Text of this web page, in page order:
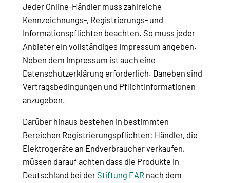
Jeder Online-Händler muss zahlreiche
Kennzeichnungs-, Registrierungs- und
Informationspflichten beachten. So muss jeder
Anbieter ein vollständiges Impressum angeben.
Neben dem Impressum ist auch eine
Datenschutzerklärung erforderlich. Daneben sind
Vertragsbedingungen und Pflichtinformationen
anzugeben.
Darüber hinaus bestehen in bestimmten
Bereichen Registrierungspflichten: Händler, die
Elektrogeräte an Endverbraucher verkaufen,
müssen darauf achten dass die Produkte in
Deutschland bei derStiftung EAR nach dem